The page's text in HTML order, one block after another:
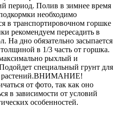
период. Полив в зимнее время
необходимо
в транспортировочном горшке
рекомендуем пересадить в
На дно обязательно засыпается
в 1/3 часть от горшка.
рыхлый и
специальный грунт для
растений.ВНИМАНИЕ!
от фото, так как оно
в зависимости от условий
особенностей.